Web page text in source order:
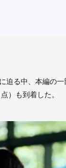
る中、本編の
）も到着した。